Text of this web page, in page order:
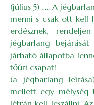
(július 5) „... A
menni s csak ott kell
erdésznek,
jégbarlang
járható állapotba
főúri csapat!
(a jégbarlang
mellett egy